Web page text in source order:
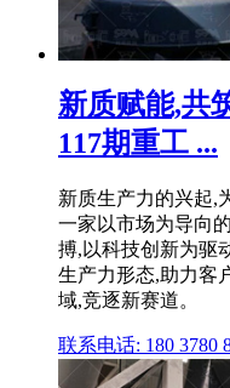
新质赋能,共
117期重工 ...
新质生产力的兴起,
一家以市场为导向
搏,以科技创新为驱
生产力形态,助力客
域,竞逐新赛道。
联系电话: 180 3780